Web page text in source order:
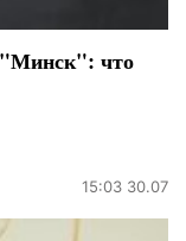
"Минск": что
15:03 30.07